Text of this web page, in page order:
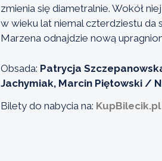
zmienia się diametralnie. Wokół
w wieku lat niemal czterdziestu da
Marzena odnajdzie nową
Obsada: Patrycja
Jachymiak, Marcin Piętowski /
Bilety do nabycia na: KupBilecik.pl